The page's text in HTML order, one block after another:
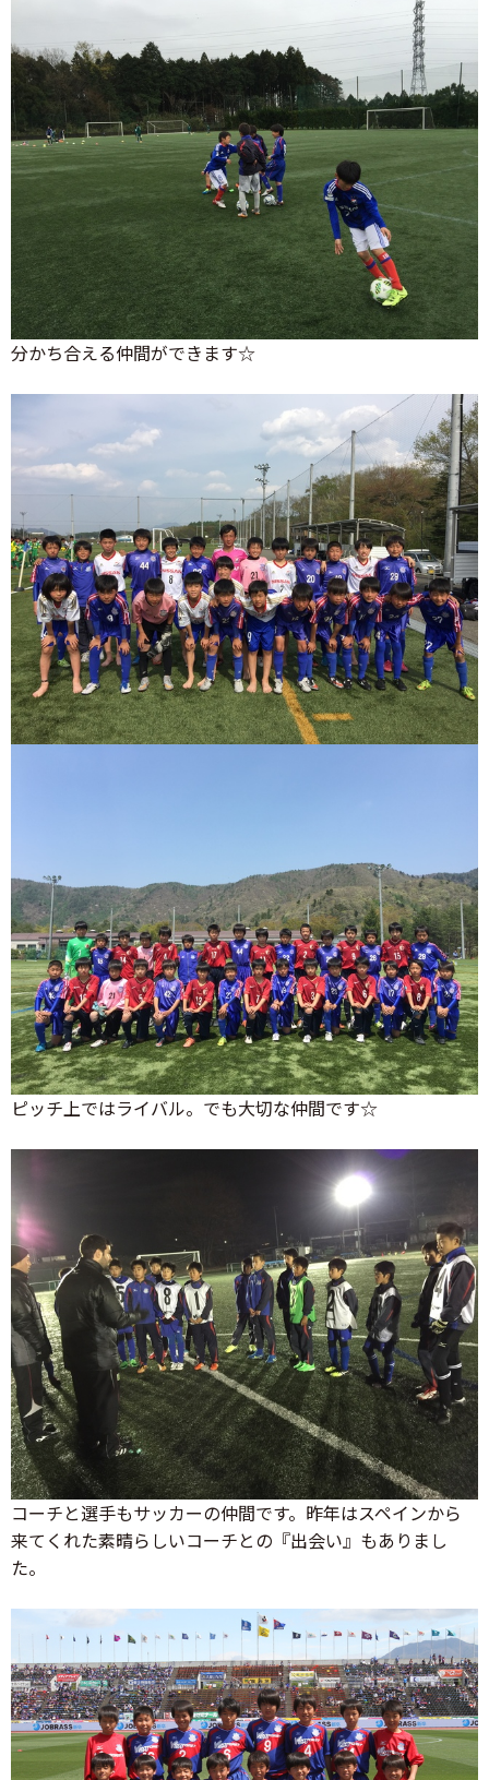
分かち合える仲間ができます☆
ピッチ上ではライバル。でも大切な仲間です☆
コーチと選手もサッカーの仲間です。昨年はスペインから
来てくれた素晴らしいコーチとの『出会い』もありまし
た。